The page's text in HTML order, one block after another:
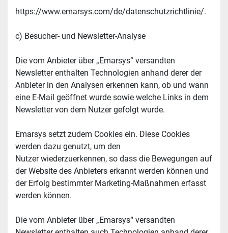
https://www.emarsys.com/de/datenschutzrichtlinie/.
c) Besucher- und Newsletter-Analyse
Die vom Anbieter über „Emarsys“ versandten
Newsletter enthalten Technologien anhand derer der
Anbieter in den Analysen erkennen kann, ob und wann
eine E-Mail geöffnet wurde sowie welche Links in dem
Newsletter von dem Nutzer gefolgt wurde.
Emarsys setzt zudem Cookies ein. Diese Cookies
werden dazu genutzt, um den
Nutzer wiederzuerkennen, so dass die Bewegungen auf
der Website des Anbieters erkannt werden können und
der Erfolg bestimmter Marketing-Maßnahmen erfasst
werden können.
Die vom Anbieter über „Emarsys“ versandten